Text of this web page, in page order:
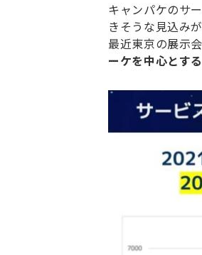
キャンパケのサ
きそうな見込み
最近東京の展示
ーケを中心とす